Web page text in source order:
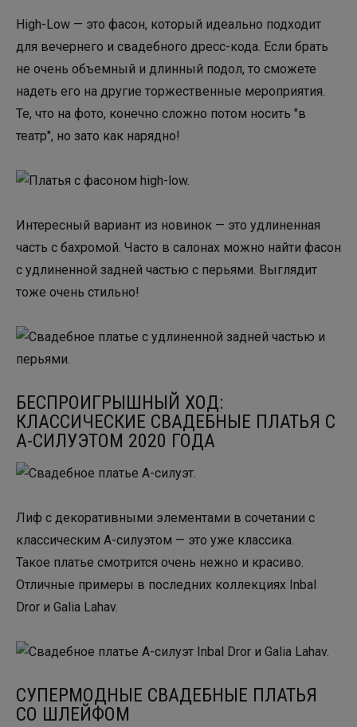
High-Low — это фасон, который идеально подходит
для вечернего и свадебного дресс-кода. Если брать
не очень объемный и длинный подол, то сможете
надеть его на другие торжественные мероприятия.
Те, что на фото, конечно сложно потом носить "в
театр", но зато как нарядно!
Интересный вариант из новинок — это удлиненная
часть с бахромой. Часто в салонах можно найти фасон
с удлиненной задней частью с перьями. Выглядит
тоже очень стильно!
БЕСПРОИГРЫШНЫЙ ХОД:
КЛАССИЧЕСКИЕ СВАДЕБНЫЕ ПЛАТЬЯ С
А-СИЛУЭТОМ 2020 ГОДА
Лиф с декоративными элементами в сочетании с
классическим А-силуэтом — это уже классика.
Такое платье смотрится очень нежно и красиво.
Отличные примеры в последних коллекциях Inbal
Dror и Galia Lahav.
СУПЕРМОДНЫЕ СВАДЕБНЫЕ ПЛАТЬЯ
СО ШЛЕЙФОМ